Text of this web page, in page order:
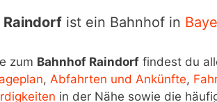
Raindorf ist ein Bahnhof in
zum Bahnhof Raindorf findest du
, Abfahrten und Ankünfte,
in der Nähe sowie die